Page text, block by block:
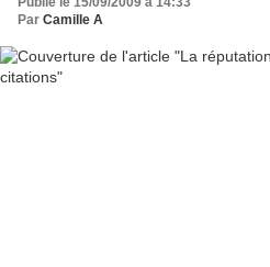
Par Camille A